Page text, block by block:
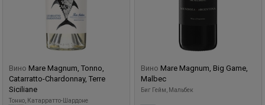
Вино Mare Magnum, Tonno,
Catarratto-Chardonnay, Terre
Siciliane
Тонно, Катарратто-Шардоне
Вино Mare Magnum, Big Game,
Malbec
Биг Гейм, Мальбек